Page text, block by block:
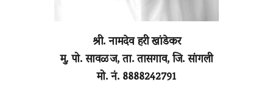
श्री. नामदेव हरी खांडेकर
मु. पो. सावळज, ता. तासगाव, जि. सांगली
मो. नं. 8888242791